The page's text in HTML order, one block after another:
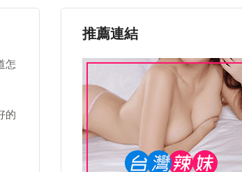
怎
的
推薦連結